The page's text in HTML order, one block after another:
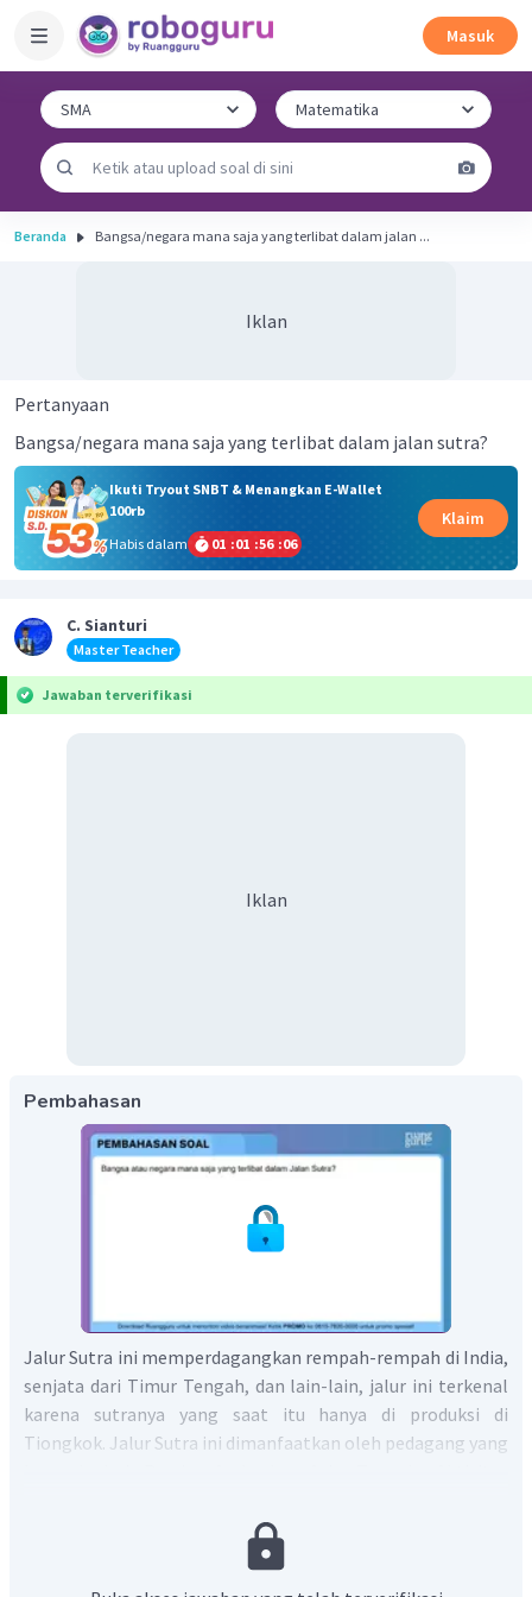
Masuk
Beranda Bangsa/negara mana saja yang terlibat dalam jalan ...
Iklan
Pertanyaan
Bangsa/negara mana saja yang terlibat dalam jalan sutra?
Ikuti Tryout SNBT & Menangkan E-Wallet
100rb
Habis dalam
01 :01 :56 :06
Klaim
C. Sianturi
Master Teacher
Jawaban terverifikasi
Iklan
Pembahasan
Jalur Sutra ini memperdagangkan rempah-rempah di India,
senjata dari Timur Tengah, dan lain-lain, jalur ini terkenal
karena sutranya yang saat itu hanya di produksi di
Tiongkok. Jalur Sutra ini dimanfaatkan oleh pedagang yang
bangsa di Asia Timur dan Tenggara, wilayah Mediterania,
serta Eropa. Jalur Sutra bukan hanya banyak dilalui oleh